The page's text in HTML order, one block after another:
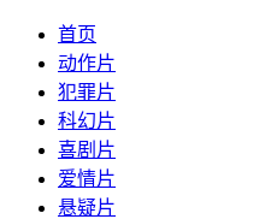
首页
动作片
犯罪片
科幻片
喜剧片
爱情片
悬疑片